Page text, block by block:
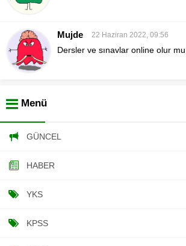
Mujde 22 Haziran 2022, 09:56
Dersler ve sınavlar online olur mu
Menü
GÜNCEL
HABER
YKS
KPSS